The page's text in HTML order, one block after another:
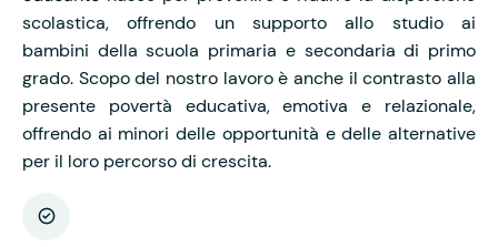
scolastica, offrendo un supporto allo studio ai
bambini della scuola primaria e secondaria di primo
grado. Scopo del nostro lavoro è anche il contrasto alla
presente povertà educativa, emotiva e relazionale,
offrendo ai minori delle opportunità e delle alternative
per il loro percorso di crescita.